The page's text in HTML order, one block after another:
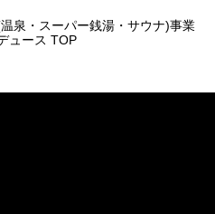
泉・スーパー銭湯・サウナ)事業
ュース TOP